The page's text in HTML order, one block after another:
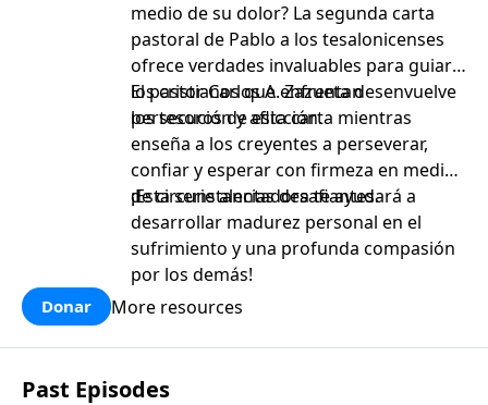
medio de su dolor? La segunda carta
pastoral de Pablo a los tesalonicenses
ofrece verdades invaluables para guiar a
los cristianos que enfrentan
persecución y aflicción.
El pastor Carlos A. Zazueta desenvuelve
los tesoros de esta carta mientras
enseña a los creyentes a perseverar,
confiar y esperar con firmeza en medio
de circunstancias desafiantes.
¡Esta serie alentadora te ayudará a
desarrollar madurez personal en el
sufrimiento y una profunda compasión
por los demás!
Donar More resources
Past Episodes